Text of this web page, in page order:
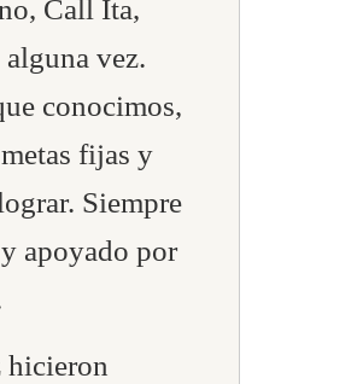
Call Ita,
vez.
conocimos,
fijas y
Siempre
apoyado por
hicieron